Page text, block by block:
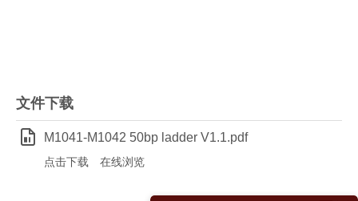
文件下载
M1041-M1042 50bp ladder V1.1.pdf
点击下载 在线浏览